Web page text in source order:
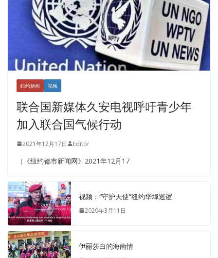
纽约新闻 视频
联合国新媒体久安电视呼吁青少年
加入联合国气候行动
2021年12月17日 Editor
（《纽约都市新闻网》2021年12月17
视频：“守护天使”纽约华埠巡逻
2020年3月11日
伊丽莎白的海南情